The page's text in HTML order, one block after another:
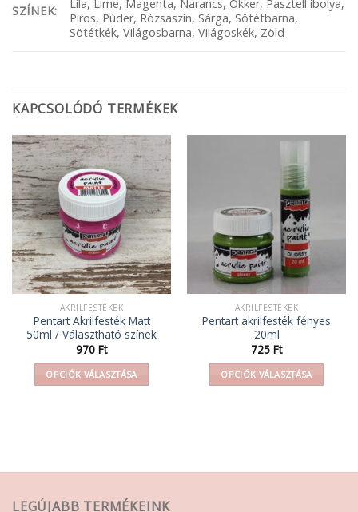
SZÍNEK:
Lila, Lime, Magenta, Narancs, Okker, Pasztell ibolya,
Piros, Púder, Rózsaszín, Sárga, Sötétbarna,
Sötétkék, Világosbarna, Világoskék, Zöld
KAPCSOLÓDÓ TERMÉKEK
AKRILFESTÉKEK
Pentart Akrilfesték Matt
50ml / Választható színek
970 Ft
OPCIÓK VÁLASZTÁSA
van.
AKRILFESTÉKEK
Pentart akrilfesték fényes
20ml
725 Ft
OPCIÓK VÁLASZTÁSA
van.
LEGÚJABB TERMÉKEINK